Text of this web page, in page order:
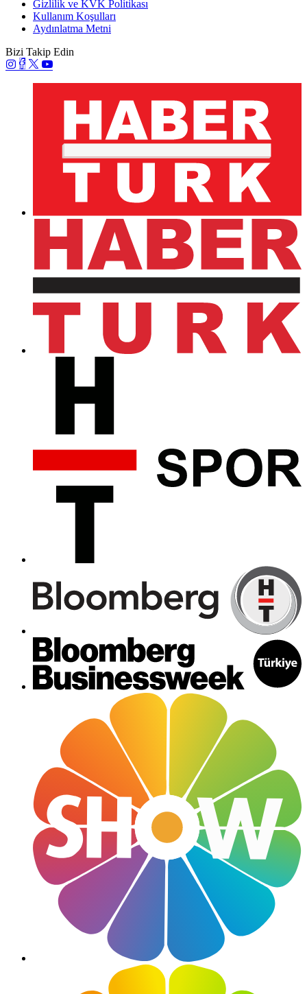
Gizlilik ve KVK Politikası
Kullanım Koşulları
Aydınlatma Metni
Bizi Takip Edin